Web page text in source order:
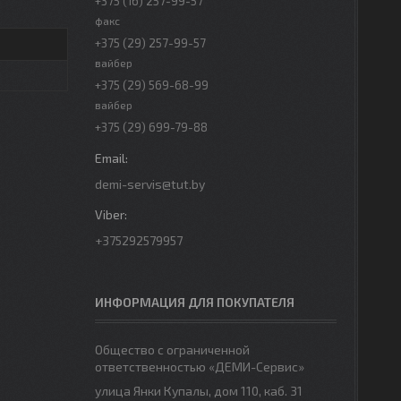
факс
+375 (29) 257-99-57
вайбер
+375 (29) 569-68-99
вайбер
+375 (29) 699-79-88
demi-servis@tut.by
+375292579957
ИНФОРМАЦИЯ ДЛЯ ПОКУПАТЕЛЯ
Общество с ограниченной
ответственностью «ДЕМИ-Сервис»
улица Янки Купалы, дом 110, каб. 31